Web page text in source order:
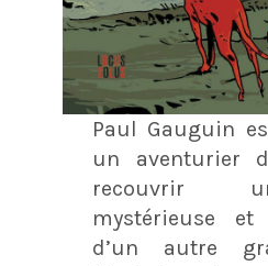
Paul Gauguin
un aventurier
recouvrir
mystérieuse et
d’un autre